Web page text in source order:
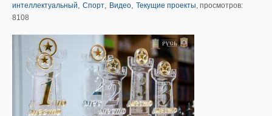
интеллектуальный, Спорт, Видео, Текущие проекты, просмотров:
8108